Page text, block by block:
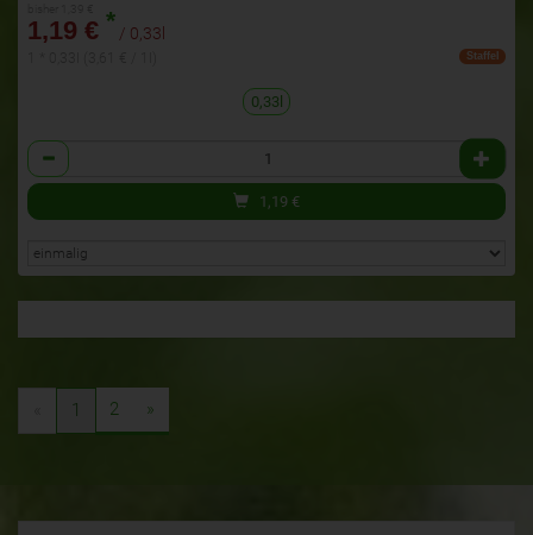
1,19 € * / 0,33l
Staffel
0,33l
Anzahl
1,19 €
1 2 »